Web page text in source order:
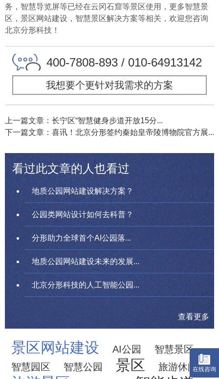
务，智慧导览屏等已经在云冈石窟等景区使用，更多智慧景
区，景区网站建设，智慧景区解决方案等相关，欢迎您咨询
北京分形科技！
400-7808-893 / 010-64913142
我想要个更针对我需求的方案
上一篇文章：长宁区“智慧健身步道开放15分...
下一篇文章：喜讯！北京分形签约秦始皇帝陵博物院官方展...
看过此文章的人也看过
地质公园网站建设解决方案？
公园类网站设计如何去科普？
分形助力全球首个AI公园落...
地质公园网站建设未来的发展...
北京分形科技的人工智能公园...
查看更多
景区网站建设 AI公园
智慧景区
智慧园区
智慧公园 景区 旅游休闲